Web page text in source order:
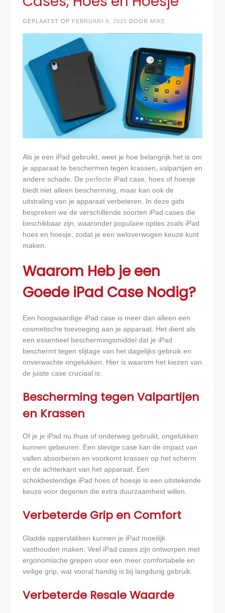
GEPLAATST OP FEBRUARI 9, 2025 DOOR MIKE
Als je een iPad gebruikt, weet je hoe belangrijk het is om
je apparaat te beschermen tegen krassen, valpartijen en
andere schade. De perfecte iPad case, hoes of hoesje
biedt niet alleen bescherming, maar kan ook de
uitstraling van je apparaat verbeteren. In deze gids
bespreken we de verschillende soorten iPad cases die
beschikbaar zijn, waaronder populaire opties zoals iPad
hoes en hoesje, zodat je een weloverwogen keuze kunt
maken.
Waarom Heb je een
Goede iPad Case Nodig?
Een hoogwaardige iPad case is meer dan alleen een
cosmetische toevoeging aan je apparaat. Het dient als
een essentieel beschermingsmiddel dat je iPad
beschermt tegen slijtage van het dagelijks gebruik en
onverwachte ongelukken. Hier is waarom het kiezen van
de juiste case cruciaal is:
Bescherming tegen Valpartijen
en Krassen
Of je je iPad nu thuis of onderweg gebruikt, ongelukken
kunnen gebeuren. Een stevige case kan de impact van
vallen absorberen en voorkomt krassen op het scherm
en de achterkant van het apparaat. Een
schokbestendige iPad hoes of hoesje is een uitstekende
keuze voor degenen die extra duurzaamheid willen.
Verbeterde Grip en Comfort
Gladde oppervlakken kunnen je iPad moeilijk
vasthouden maken. Veel iPad cases zijn ontworpen met
ergonomische grepen voor een meer comfortabele en
veilige grip, wat vooral handig is bij langdurig gebruik.
Verbeterde Resale Waarde